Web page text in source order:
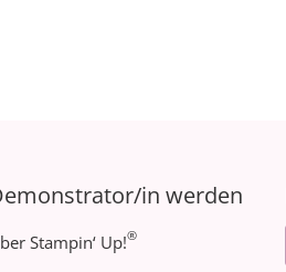
in werden
Stampin‘ Up!®